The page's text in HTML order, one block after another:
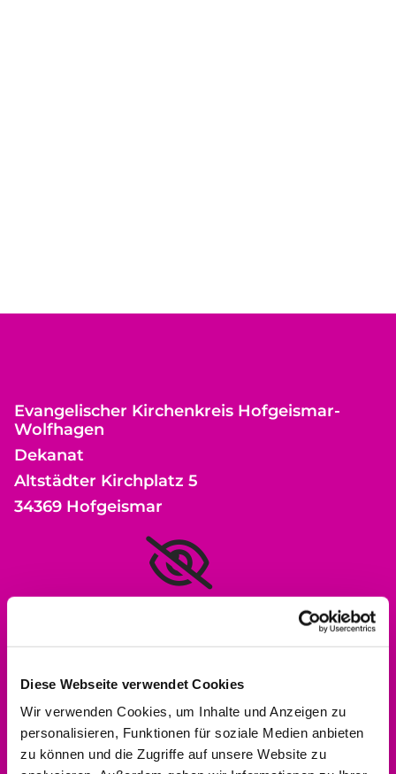
Diese Webseite verwendet Cookies
Wir verwenden Cookies, um Inhalte und Anzeigen zu
personalisieren, Funktionen für soziale Medien anbieten
zu können und die Zugriffe auf unsere Website zu
Evangelischer Kirchenkreis Hofgeismar-
Wolfhagen
Dekanat
Altstädter Kirchplatz 5
34369 Hofgeismar
Bitte akzeptieren Sie Marketing-Cookies,